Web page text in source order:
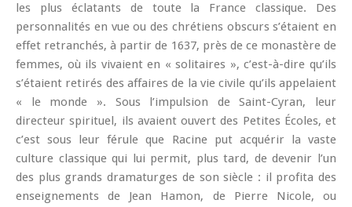
les plus éclatants de toute la France classique. Des
personnalités en vue ou des chrétiens obscurs s’étaient en
effet retranchés, à partir de 1637, près de ce monastère de
femmes, où ils vivaient en « solitaires », c’est-à-dire qu’ils
s’étaient retirés des affaires de la vie civile qu’ils appelaient
« le monde ». Sous l’impulsion de Saint-Cyran, leur
directeur spirituel, ils avaient ouvert des Petites Écoles, et
c’est sous leur férule que Racine put acquérir la vaste
culture classique qui lui permit, plus tard, de devenir l’un
des plus grands dramaturges de son siècle : il profita des
enseignements de Jean Hamon, de Pierre Nicole, ou